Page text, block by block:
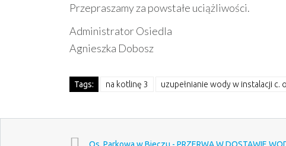
Przepraszamy za powstałe uciążliwości.
Administrator Osiedla
Agnieszka Dobosz
Tags: na kotlinę 3 uzupełnianie wody w instalacji c.